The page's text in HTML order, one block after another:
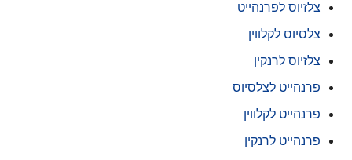
צלזיוס לפרנהייט
צלסיוס לקלווין
צלזיוס לרנקין
פרנהייט לצלסיוס
פרנהייט לקלווין
פרנהייט לרנקין